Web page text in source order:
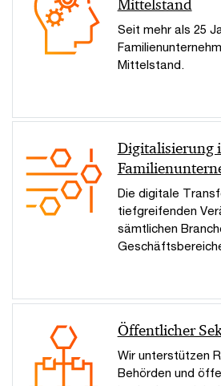
Mittelstand
Seit mehr als 25
Mittelstand.
Digitalisierung
Die digitale
tiefgreifenden
sämtlichen
Öffentlicher
Wir unterstützen
Behörden und